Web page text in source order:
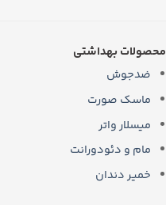
محصولات بهداشتی
ضدجوش
ماسک صورت
میسلار واتر
مام و دئودورانت
خمیر دندان